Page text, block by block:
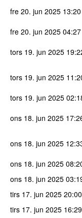
fre 20. jun 2025 13:20
fre 20. jun 2025 04:27
tors 19. jun 2025
tors 19. jun 2025
tors 19. jun 2025
ons 18. jun 2025
ons 18. jun 2025
ons 18. jun 2025
ons 18. jun 2025
tirs 17. jun 2025 20:00
tirs 17. jun 2025 16:29